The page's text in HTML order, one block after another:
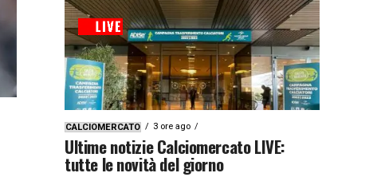
CALCIOMERCATO 3 ore ago
Ultime notizie Calciomercato LIVE:
tutte le novità del giorno